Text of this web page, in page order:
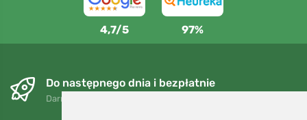
4,7/5 97%
Do następnego dnia i bezpłatnie
Darmowa wysyłka dla zamówień powyżej 250 PLN